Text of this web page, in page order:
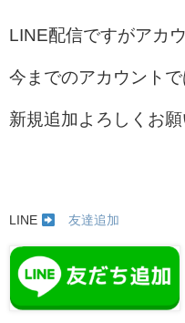
LINE配信ですがアカ
今までのアカウント
新規追加よろしくお願
LINE 友達追加